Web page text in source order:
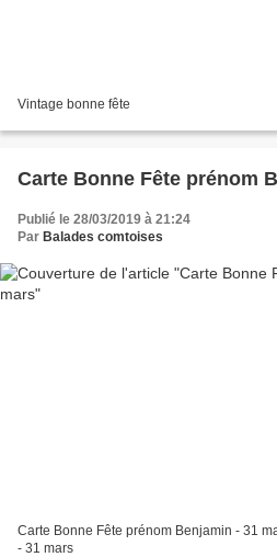
Vintage bonne fête
Carte Bonne Fête prénom
Publié le 28/03/2019 à 21:24
Par Balades comtoises
Carte Bonne Fête prénom Benjamin - 31
- 31 mars